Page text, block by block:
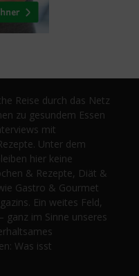
Reise durch das Netz
zu gesundem Essen
mit
Unter dem
hier keine
& Rezepte, Diät &
Gastro & Gourmet
Ein weites Feld,
ganz im Sinne unseres
Was isst